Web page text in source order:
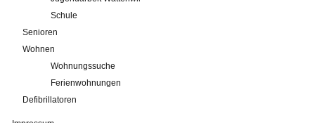
Schule
Senioren
Wohnen
Wohnungssuche
Ferienwohnungen
Defibrillatoren